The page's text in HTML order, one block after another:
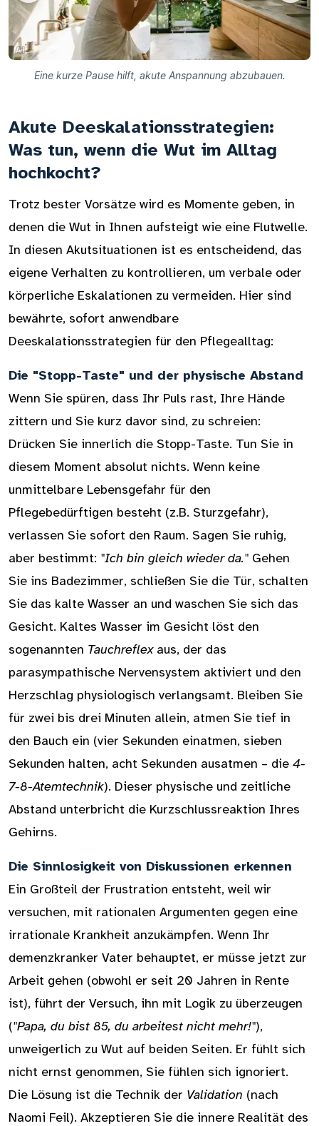
Eine kurze Pause hilft, akute Anspannung abzubauen.
Akute Deeskalationsstrategien:
Was tun, wenn die Wut im Alltag
hochkocht?
Trotz bester Vorsätze wird es Momente geben, in
denen die Wut in Ihnen aufsteigt wie eine Flutwelle.
In diesen Akutsituationen ist es entscheidend, das
eigene Verhalten zu kontrollieren, um verbale oder
körperliche Eskalationen zu vermeiden. Hier sind
bewährte, sofort anwendbare
Deeskalationsstrategien für den Pflegealltag:
Die "Stopp-Taste" und der physische Abstand
Wenn Sie spüren, dass Ihr Puls rast, Ihre Hände
zittern und Sie kurz davor sind, zu schreien:
Drücken Sie innerlich die Stopp-Taste. Tun Sie in
diesem Moment absolut nichts. Wenn keine
unmittelbare Lebensgefahr für den
Pflegebedürftigen besteht (z.B. Sturzgefahr),
verlassen Sie sofort den Raum. Sagen Sie ruhig,
aber bestimmt: "Ich bin gleich wieder da." Gehen
Sie ins Badezimmer, schließen Sie die Tür, schalten
Sie das kalte Wasser an und waschen Sie sich das
Gesicht. Kaltes Wasser im Gesicht löst den
sogenannten Tauchreflexaus, der das
parasympathische Nervensystem aktiviert und den
Herzschlag physiologisch verlangsamt. Bleiben Sie
für zwei bis drei Minuten allein, atmen Sie tief in
den Bauch ein (vier Sekunden einatmen, sieben
Sekunden halten, acht Sekunden ausatmen – die 4-
7-8-Atemtechnik). Dieser physische und zeitliche
Abstand unterbricht die Kurzschlussreaktion Ihres
Gehirns.
Die Sinnlosigkeit von Diskussionen erkennen
Ein Großteil der Frustration entsteht, weil wir
versuchen, mit rationalen Argumenten gegen eine
irrationale Krankheit anzukämpfen. Wenn Ihr
demenzkranker Vater behauptet, er müsse jetzt zur
Arbeit gehen (obwohl er seit 20 Jahren in Rente
ist), führt der Versuch, ihn mit Logik zu überzeugen
("Papa, du bist 85, du arbeitest nicht mehr!"),
unweigerlich zu Wut auf beiden Seiten. Er fühlt sich
nicht ernst genommen, Sie fühlen sich ignoriert.
Die Lösung ist die Technik der Validation (nach
Naomi Feil). Akzeptieren Sie die innere Realität des